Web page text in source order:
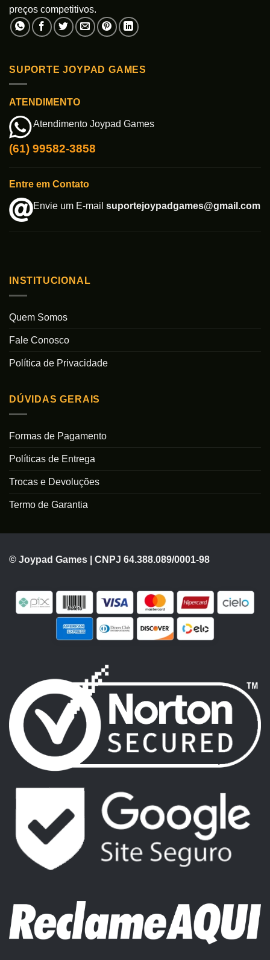
preços competitivos.
SUPORTE JOYPAD GAMES
ATENDIMENTO
Atendimento Joypad Games
(61) 99582-3858
Entre em Contato
Envie um E-mail suportejoypadgames@gmail.com
INSTITUCIONAL
Quem Somos
Fale Conosco
Política de Privacidade
DÚVIDAS GERAIS
Formas de Pagamento
Políticas de Entrega
Trocas e Devoluções
Termo de Garantia
© Joypad Games | CNPJ 64.388.089/0001-98